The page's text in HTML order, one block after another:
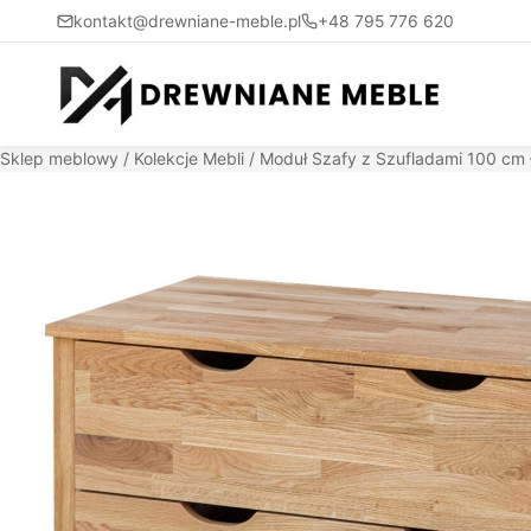
kontakt@drewniane-meble.pl +48 795 776 620
Sklep meblowy / Kolekcje Mebli / Moduł Szafy z Szufladami 100